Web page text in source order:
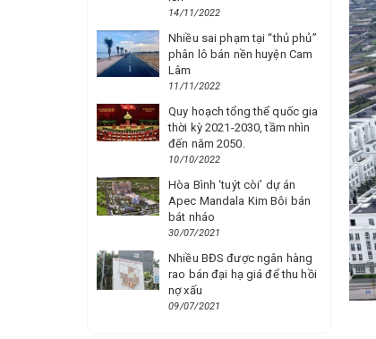
14/11/2022
Nhiều sai phạm tại “thủ phủ”
phân lô bán nền huyện Cam
Lâm
11/11/2022
Quy hoạch tổng thể quốc gia
thời kỳ 2021-2030, tầm nhìn
đến năm 2050.
10/10/2022
Hòa Bình ‘tuýt còi’ dự án
Apec Mandala Kim Bôi bán
bát nháo
30/07/2021
Nhiều BĐS được ngân hàng
rao bán đại hạ giá để thu hồi
nợ xấu
09/07/2021